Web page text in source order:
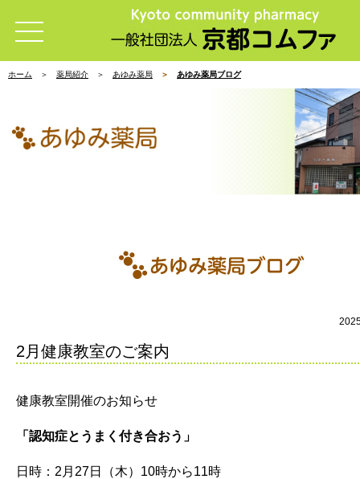
ホーム 薬局紹介 あゆみ薬局 あゆみ薬局ブログ
2月健康教室のご案内
健康教室開催のお知らせ
「認知症とうまく付き合おう」
日時：2月27日（木）10時から11時